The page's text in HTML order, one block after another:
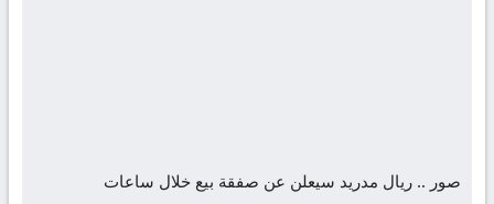
صور .. ريال مدريد سيعلن عن صفقة بيع خلال ساعات